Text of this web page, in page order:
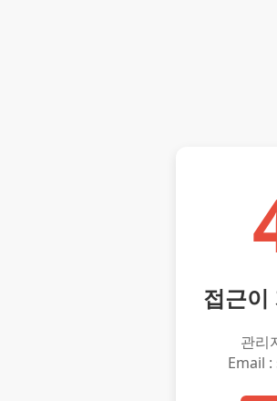
접근이
관리
Email